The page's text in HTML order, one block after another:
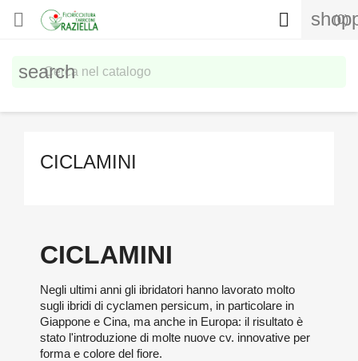
 (0)

search
CICLAMINI
CICLAMINI
Negli ultimi anni gli ibridatori hanno lavorato molto
sugli ibridi di cyclamen persicum, in particolare in
Giappone e Cina, ma anche in Europa: il risultato è
stato l'introduzione di molte nuove cv. innovative per
forma e colore del fiore.